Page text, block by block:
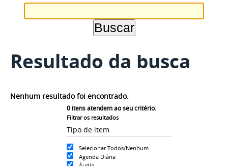
Resultado da busca
0 itens atendem ao seu critério.
Filtrar os resultados
Tipo de item
Selecionar Todos/Nenhum
Agenda Diária
Nenhum resultado foi encontrado.